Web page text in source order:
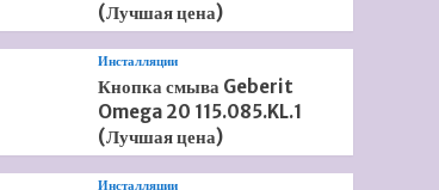
(Лучшая цена)
Инсталляции
Кнопка смыва Geberit
Omega 20 115.085.KL.1
(Лучшая цена)
Инсталляции